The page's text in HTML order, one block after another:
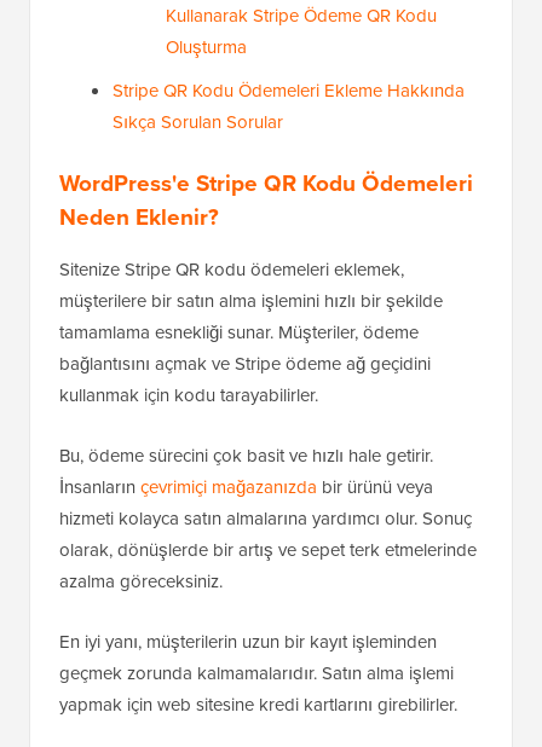
Kullanarak Stripe Ödeme QR Kodu
Oluşturma
Stripe QR Kodu Ödemeleri Ekleme Hakkında
Sıkça Sorulan Sorular
WordPress'e Stripe QR Kodu Ödemeleri
Neden Eklenir?
Sitenize Stripe QR kodu ödemeleri eklemek,
müşterilere bir satın alma işlemini hızlı bir şekilde
tamamlama esnekliği sunar. Müşteriler, ödeme
bağlantısını açmak ve Stripe ödeme ağ geçidini
kullanmak için kodu tarayabilirler.
Bu, ödeme sürecini çok basit ve hızlı hale getirir.
İnsanların çevrimiçi mağazanızda bir ürünü veya
hizmeti kolayca satın almalarına yardımcı olur. Sonuç
olarak, dönüşlerde bir artış ve sepet terk etmelerinde
azalma göreceksiniz.
En iyi yanı, müşterilerin uzun bir kayıt işleminden
geçmek zorunda kalmamalarıdır. Satın alma işlemi
yapmak için web sitesine kredi kartlarını girebilirler.